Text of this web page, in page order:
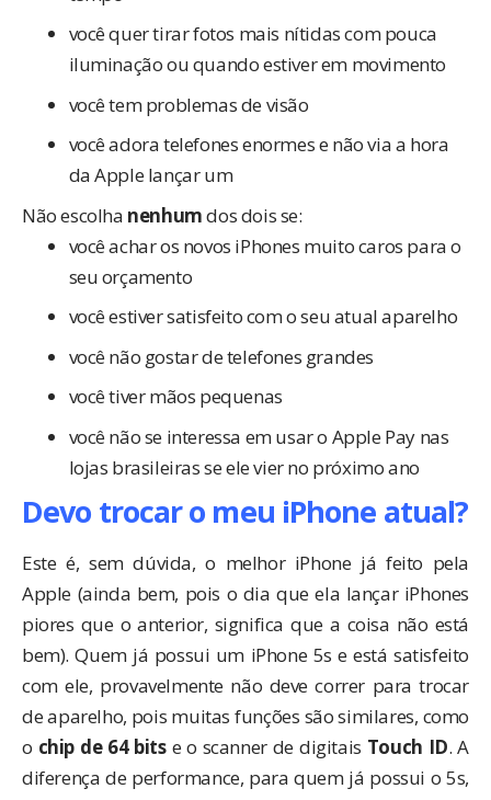
você quer tirar fotos mais nítidas com pouca
iluminação ou quando estiver em movimento
você tem problemas de visão
você adora telefones enormes e não via a hora
da Apple lançar um
Não escolha nenhumdos dois se:
você achar os novos iPhones muito caros para o
seu orçamento
você estiver satisfeito com o seu atual aparelho
você não gostar de telefones grandes
você tiver mãos pequenas
você não se interessa em usar o Apple Pay nas
lojas brasileiras se ele vier no próximo ano
Devo trocar o meu iPhone atual?
Este é, sem dúvida, o melhor iPhone já feito pela
Apple (ainda bem, pois o dia que ela lançar iPhones
piores que o anterior, significa que a coisa não está
bem). Quem já possui um iPhone 5s e está satisfeito
com ele, provavelmente não deve correr para trocar
de aparelho, pois muitas funções são similares, como
o chip de 64 bitse o scanner de digitais Touch ID. A
diferença de performance, para quem já possui o 5s,